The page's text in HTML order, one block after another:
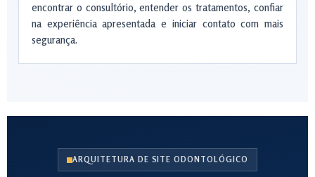
encontrar o consultório, entender os tratamentos, confiar
na experiência apresentada e iniciar contato com mais
segurança.
ARQUITETURA DE SITE ODONTOLÓGICO